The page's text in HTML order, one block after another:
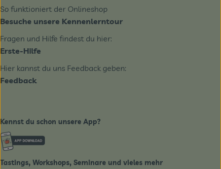
So funktioniert der Onlineshop
Besuche unsere Kennenlerntour
Fragen und Hilfe findest du hier:
Erste-Hilfe
Hier kannst du uns Feedback geben:
Feedback
Kennst du schon unsere App?
Externer Link zu https://www.biobote-
Tastings, Workshops, Seminare und vieles mehr